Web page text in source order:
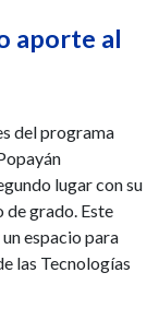
aporte al
del programa
lugar con su
grado. Este
espacio para
las Tecnologías